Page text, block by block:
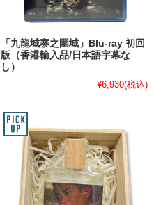
「九龍城寨之圍城」Blu-ray 初回
版（香港輸入品/日本語字幕な
し）
¥6,930(税込)